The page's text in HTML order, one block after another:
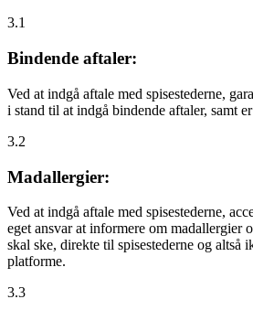
3.1
Bindende aftaler:
Ved at indgå aftale med spisestederne,
i stand til at indgå bindende aftaler, samt
3.2
Madallergier:
Ved at indgå aftale med spisestederne,
eget ansvar at informere om madallergier
skal ske, direkte til spisestederne og altså
platforme.
3.3